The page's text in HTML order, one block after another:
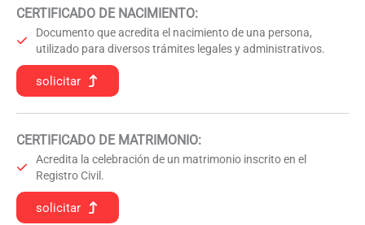
CERTIFICADO DE NACIMIENTO:
Documento que acredita el nacimiento de una persona,
utilizado para diversos trámites legales y administrativos.
solicitar
CERTIFICADO DE MATRIMONIO:
Acredita la celebración de un matrimonio inscrito en el
Registro Civil.
solicitar